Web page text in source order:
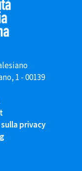
1 - 00139
privacy